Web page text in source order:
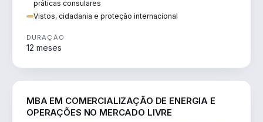
práticas consulares
Vistos, cidadania e proteção internacional
DURAÇÃO
12 meses
MBA EM COMERCIALIZAÇÃO DE ENERGIA E
OPERAÇÕES NO MERCADO LIVRE